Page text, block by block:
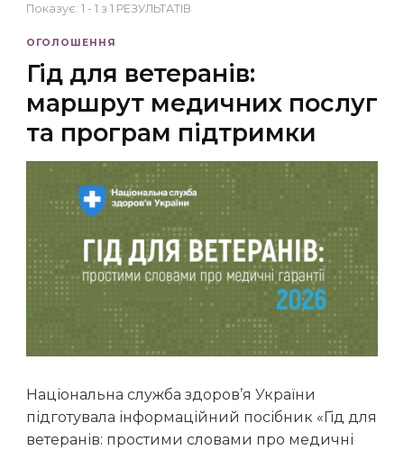
Показує: 1 - 1 з 1 РЕЗУЛЬТАТІВ
ОГОЛОШЕННЯ
Гід для ветеранів:
маршрут медичних послуг
та програм підтримки
Національна служба здоров’я України
підготувала інформаційний посібник «Гід для
ветеранів: простими словами про медичні